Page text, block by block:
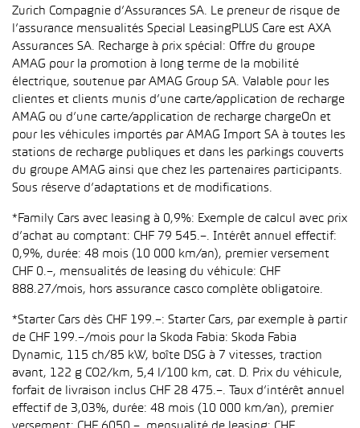
Zurich Compagnie d’Assurances SA. Le preneur de risque de
l’assurance mensualités Special LeasingPLUS Care est AXA
Assurances SA. Recharge à prix spécial: Offre du groupe
AMAG pour la promotion à long terme de la mobilité
électrique, soutenue par AMAG Group SA. Valable pour les
clientes et clients munis d’une carte/application de recharge
AMAG ou d’une carte/application de recharge chargeOn et
pour les véhicules importés par AMAG Import SA à toutes les
stations de recharge publiques et dans les parkings couverts
du groupe AMAG ainsi que chez les partenaires participants.
Sous réserve d’adaptations et de modifications.
*Family Cars avec leasing à 0,9%: Exemple de calcul avec prix
d’achat au comptant: CHF 79 545.–. Intérêt annuel effectif:
0,9%, durée: 48 mois (10 000 km/an), premier versement
CHF 0.–, mensualités de leasing du véhicule: CHF
888.27/mois, hors assurance casco complète obligatoire.
*Starter Cars dès CHF 199.–: Starter Cars, par exemple à partir
de CHF 199.–/mois pour la Skoda Fabia: Skoda Fabia
Dynamic, 115 ch/85 kW, boîte DSG à 7 vitesses, traction
avant, 122 g CO2/km, 5,4 l/100 km, cat. D. Prix du véhicule,
forfait de livraison inclus CHF 28 475.–. Taux d’intérêt annuel
effectif de 3,03%, durée: 48 mois (10 000 km/an), premier